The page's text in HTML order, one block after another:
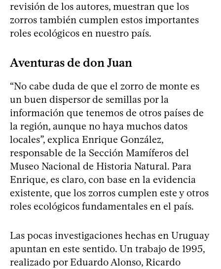
revisión de los autores, muestran que los
zorros también cumplen estos importantes
roles ecológicos en nuestro país.
Aventuras de don Juan
“No cabe duda de que el zorro de monte es
un buen dispersor de semillas por la
información que tenemos de otros países de
la región, aunque no haya muchos datos
locales”, explica Enrique González,
responsable de la Sección Mamíferos del
Museo Nacional de Historia Natural. Para
Enrique, es claro, con base en la evidencia
existente, que los zorros cumplen este y otros
roles ecológicos fundamentales en el país.
Las pocas investigaciones hechas en Uruguay
apuntan en este sentido. Un trabajo de 1995,
realizado por Eduardo Alonso, Ricardo